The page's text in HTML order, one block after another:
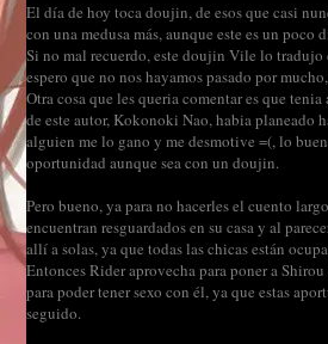
El día de hoy toca doujin, de esos que casi
con una medusa más, aunque este es un
Si no mal recuerdo, este doujin Vile lo tradujo
espero que no nos hayamos pasado por
Otra cosa que les queria comentar es que
de este autor, Kokonoki Nao, habia planeado
alguien me lo gano y me desmotive =(, lo
oportunidad aunque sea con un doujin.
Pero bueno, ya para no hacerles el cuento
encuentran resguardados en su casa y al
allí a solas, ya que todas las chicas están
Entonces Rider aprovecha para poner a
para poder tener sexo con él, ya que estas
seguido.